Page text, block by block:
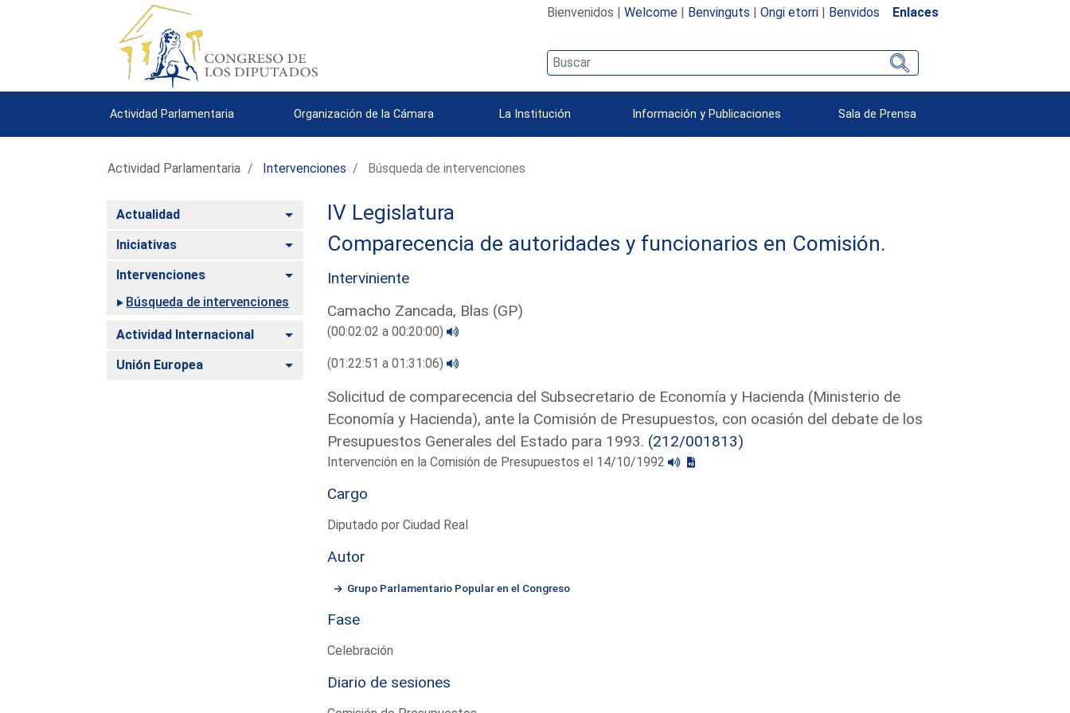
Bienvenidos | Welcome| Benvinguts | Ongi etorri| Benvidos Enlaces
Actividad Parlamentaria Organización de la Cámara La Institución Información y Publicaciones Sala de Prensa
Actividad Parlamentaria Intervenciones Búsqueda de intervenciones
Actualidad Alternar
Iniciativas Alternar
Intervenciones
Alternar
Búsqueda de intervenciones
Actividad Internacional Alternar
Unión Europea Alternar
IV Legislatura
Comparecencia de autoridades y funcionarios en Comisión.
Interviniente
Camacho Zancada, Blas (GP)
(00:02:02 a 00:20:00)
(01:22:51 a 01:31:06)
Solicitud de comparecencia del Subsecretario de Economía y Hacienda (Ministerio de
Economía y Hacienda), ante la Comisión de Presupuestos, con ocasión del debate de los
Presupuestos Generales del Estado para 1993. (212/001813)
Intervención en la Comisión de Presupuestos el 14/10/1992
Cargo
Diputado por Ciudad Real
Autor
Grupo Parlamentario Popular en el Congreso
Fase
Celebración
Diario de sesiones